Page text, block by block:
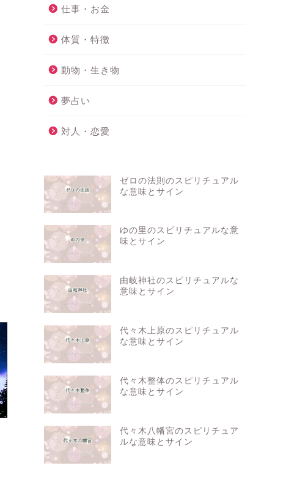
仕事・お金
体質・特徴
動物・生き物
夢占い
対人・恋愛
ゼロの法則のスピリチュアル
な意味とサイン
ゆの里のスピリチュアルな意
味とサイン
由岐神社のスピリチュアルな
意味とサイン
代々木上原のスピリチュアル
な意味とサイン
代々木整体のスピリチュアル
な意味とサイン
代々木八幡宮のスピリチュア
ルな意味とサイン